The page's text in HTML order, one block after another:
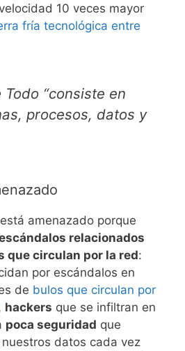
10 veces mayor
fría tecnológica entre
“consiste en
procesos, datos y
amenazado porque
relacionados
que circulan por la red:
por escándalos en
de bulos que circulan por
, hackers que se infiltran en
poca seguridad que
datos cada vez